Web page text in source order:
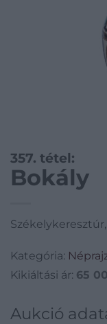
357. tétel:
Bokály
Székelykeresztúr,
Kategória:
Kikiáltási ár: 65
Aukció